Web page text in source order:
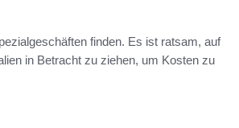
finden. Es ist ratsam, auf
in Betracht zu ziehen, um Kosten zu